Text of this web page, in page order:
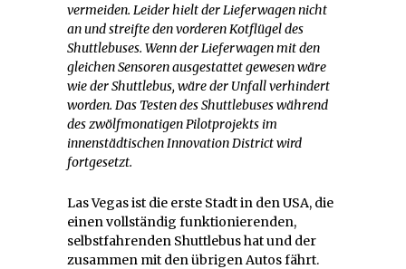
vermeiden. Leider hielt der Lieferwagen nicht
an und streifte den vorderen Kotflügel des
Shuttlebuses. Wenn der Lieferwagen mit den
gleichen Sensoren ausgestattet gewesen wäre
wie der Shuttlebus, wäre der Unfall verhindert
worden. Das Testen des Shuttlebuses während
des zwölfmonatigen Pilotprojekts im
innenstädtischen Innovation District wird
fortgesetzt.
Las Vegas ist die erste Stadt in den USA, die
einen vollständig funktionierenden,
selbstfahrenden Shuttlebus hat und der
zusammen mit den übrigen Autos fährt.